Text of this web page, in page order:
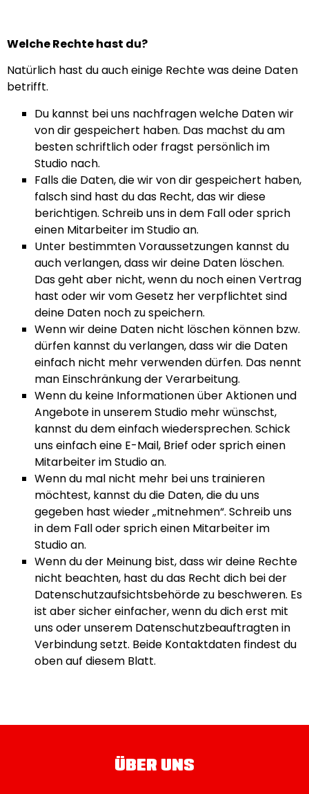
Welche Rechte hast du?
Natürlich hast du auch einige Rechte was deine Daten
betrifft.
Du kannst bei uns nachfragen welche Daten wir
von dir gespeichert haben. Das machst du am
besten schriftlich oder fragst persönlich im
Studio nach.
Falls die Daten, die wir von dir gespeichert haben,
falsch sind hast du das Recht, das wir diese
berichtigen. Schreib uns in dem Fall oder sprich
einen Mitarbeiter im Studio an.
Unter bestimmten Voraussetzungen kannst du
auch verlangen, dass wir deine Daten löschen.
Das geht aber nicht, wenn du noch einen Vertrag
hast oder wir vom Gesetz her verpflichtet sind
deine Daten noch zu speichern.
Wenn wir deine Daten nicht löschen können bzw.
dürfen kannst du verlangen, dass wir die Daten
einfach nicht mehr verwenden dürfen. Das nennt
man Einschränkung der Verarbeitung.
Wenn du keine Informationen über Aktionen und
Angebote in unserem Studio mehr wünschst,
kannst du dem einfach wiedersprechen. Schick
uns einfach eine E-Mail, Brief oder sprich einen
Mitarbeiter im Studio an.
Wenn du mal nicht mehr bei uns trainieren
möchtest, kannst du die Daten, die du uns
gegeben hast wieder „mitnehmen“. Schreib uns
in dem Fall oder sprich einen Mitarbeiter im
Studio an.
Wenn du der Meinung bist, dass wir deine Rechte
nicht beachten, hast du das Recht dich bei der
Datenschutzaufsichtsbehörde zu beschweren. Es
ist aber sicher einfacher, wenn du dich erst mit
uns oder unserem Datenschutzbeauftragten in
Verbindung setzt. Beide Kontaktdaten findest du
oben auf diesem Blatt.
ÜBER UNS